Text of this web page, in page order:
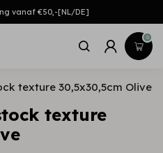
vanaf €50,-[NL/DE]
0
texture 30,5x30,5cm Olive
texture